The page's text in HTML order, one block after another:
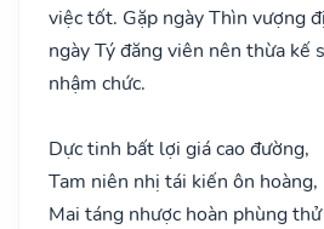
việc tốt. Gặp ngày Thìn vượng
ngày Tý đăng viên nên thừa kế
nhậm chức.
Dực tinh bất lợi giá cao đường,
Tam niên nhị tái kiến ôn hoàng,
Mai táng nhược hoàn phùng